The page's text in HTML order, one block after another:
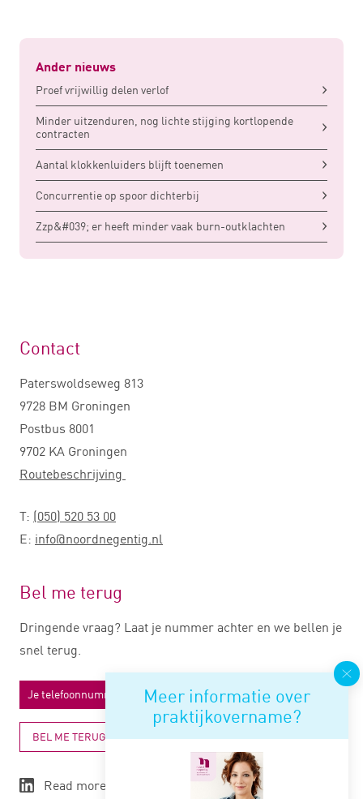
Ander nieuws
Proef vrijwillig delen verlof
Minder uitzenduren, nog lichte stijging kortlopende
contracten
Aantal klokkenluiders blijft toenemen
Concurrentie op spoor dichterbij
Zzp&#039; er heeft minder vaak burn-outklachten
Meer informatie over
praktijkovername?
Contact
Paterswoldseweg 813
9728 BM Groningen
Postbus 8001
9702 KA Groningen
Routebeschrijving
T: (050) 520 53 00
E: info@noordnegentig.nl
Bel me terug
Dringende vraag? Laat je nummer achter en we bellen je
snel terug.
BEL ME TERUG
Read more